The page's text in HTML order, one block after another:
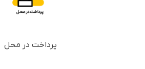
پرداخت در محل